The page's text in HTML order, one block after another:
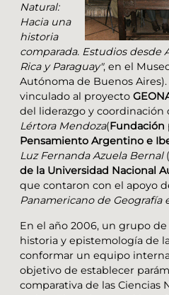
Natural:
Hacia una
historia
comparada. Estudios desde
Rica y Paraguay", en el
Autónoma de Buenos
vinculado al proyecto
del liderazgo y coordinación
Lértora Mendoza(Fundación
Pensamiento Argentino e
Luz Fernanda Azuela Bernal(
de la Universidad Nacional
que contaron con el apoyo
Panamericano de Geografía
En el año 2006, un grupo
historia y epistemología de
conformar un equipo
objetivo de establecer
comparativa de las Ciencias